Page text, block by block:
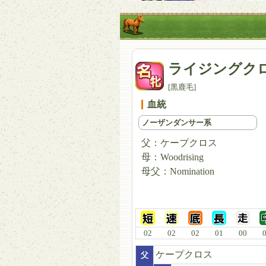
ライジングク
[黒鹿毛]
血統
ノーザンダンサー系
父： ケープクロス
母： Woodrising
母父： Nomination
02 02 02 01 00
父 ケープクロス